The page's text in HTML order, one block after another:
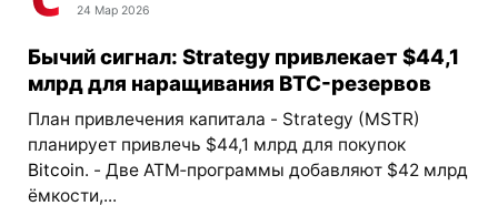
24 Мар 2026
Бычий сигнал: Strategy привлекает $44,1
млрд для наращивания BTC-резервов
План привлечения капитала - Strategy (MSTR)
планирует привлечь $44,1 млрд для покупок
Bitcoin. - Две ATM‑программы добавляют $42 млрд
ёмкости,...